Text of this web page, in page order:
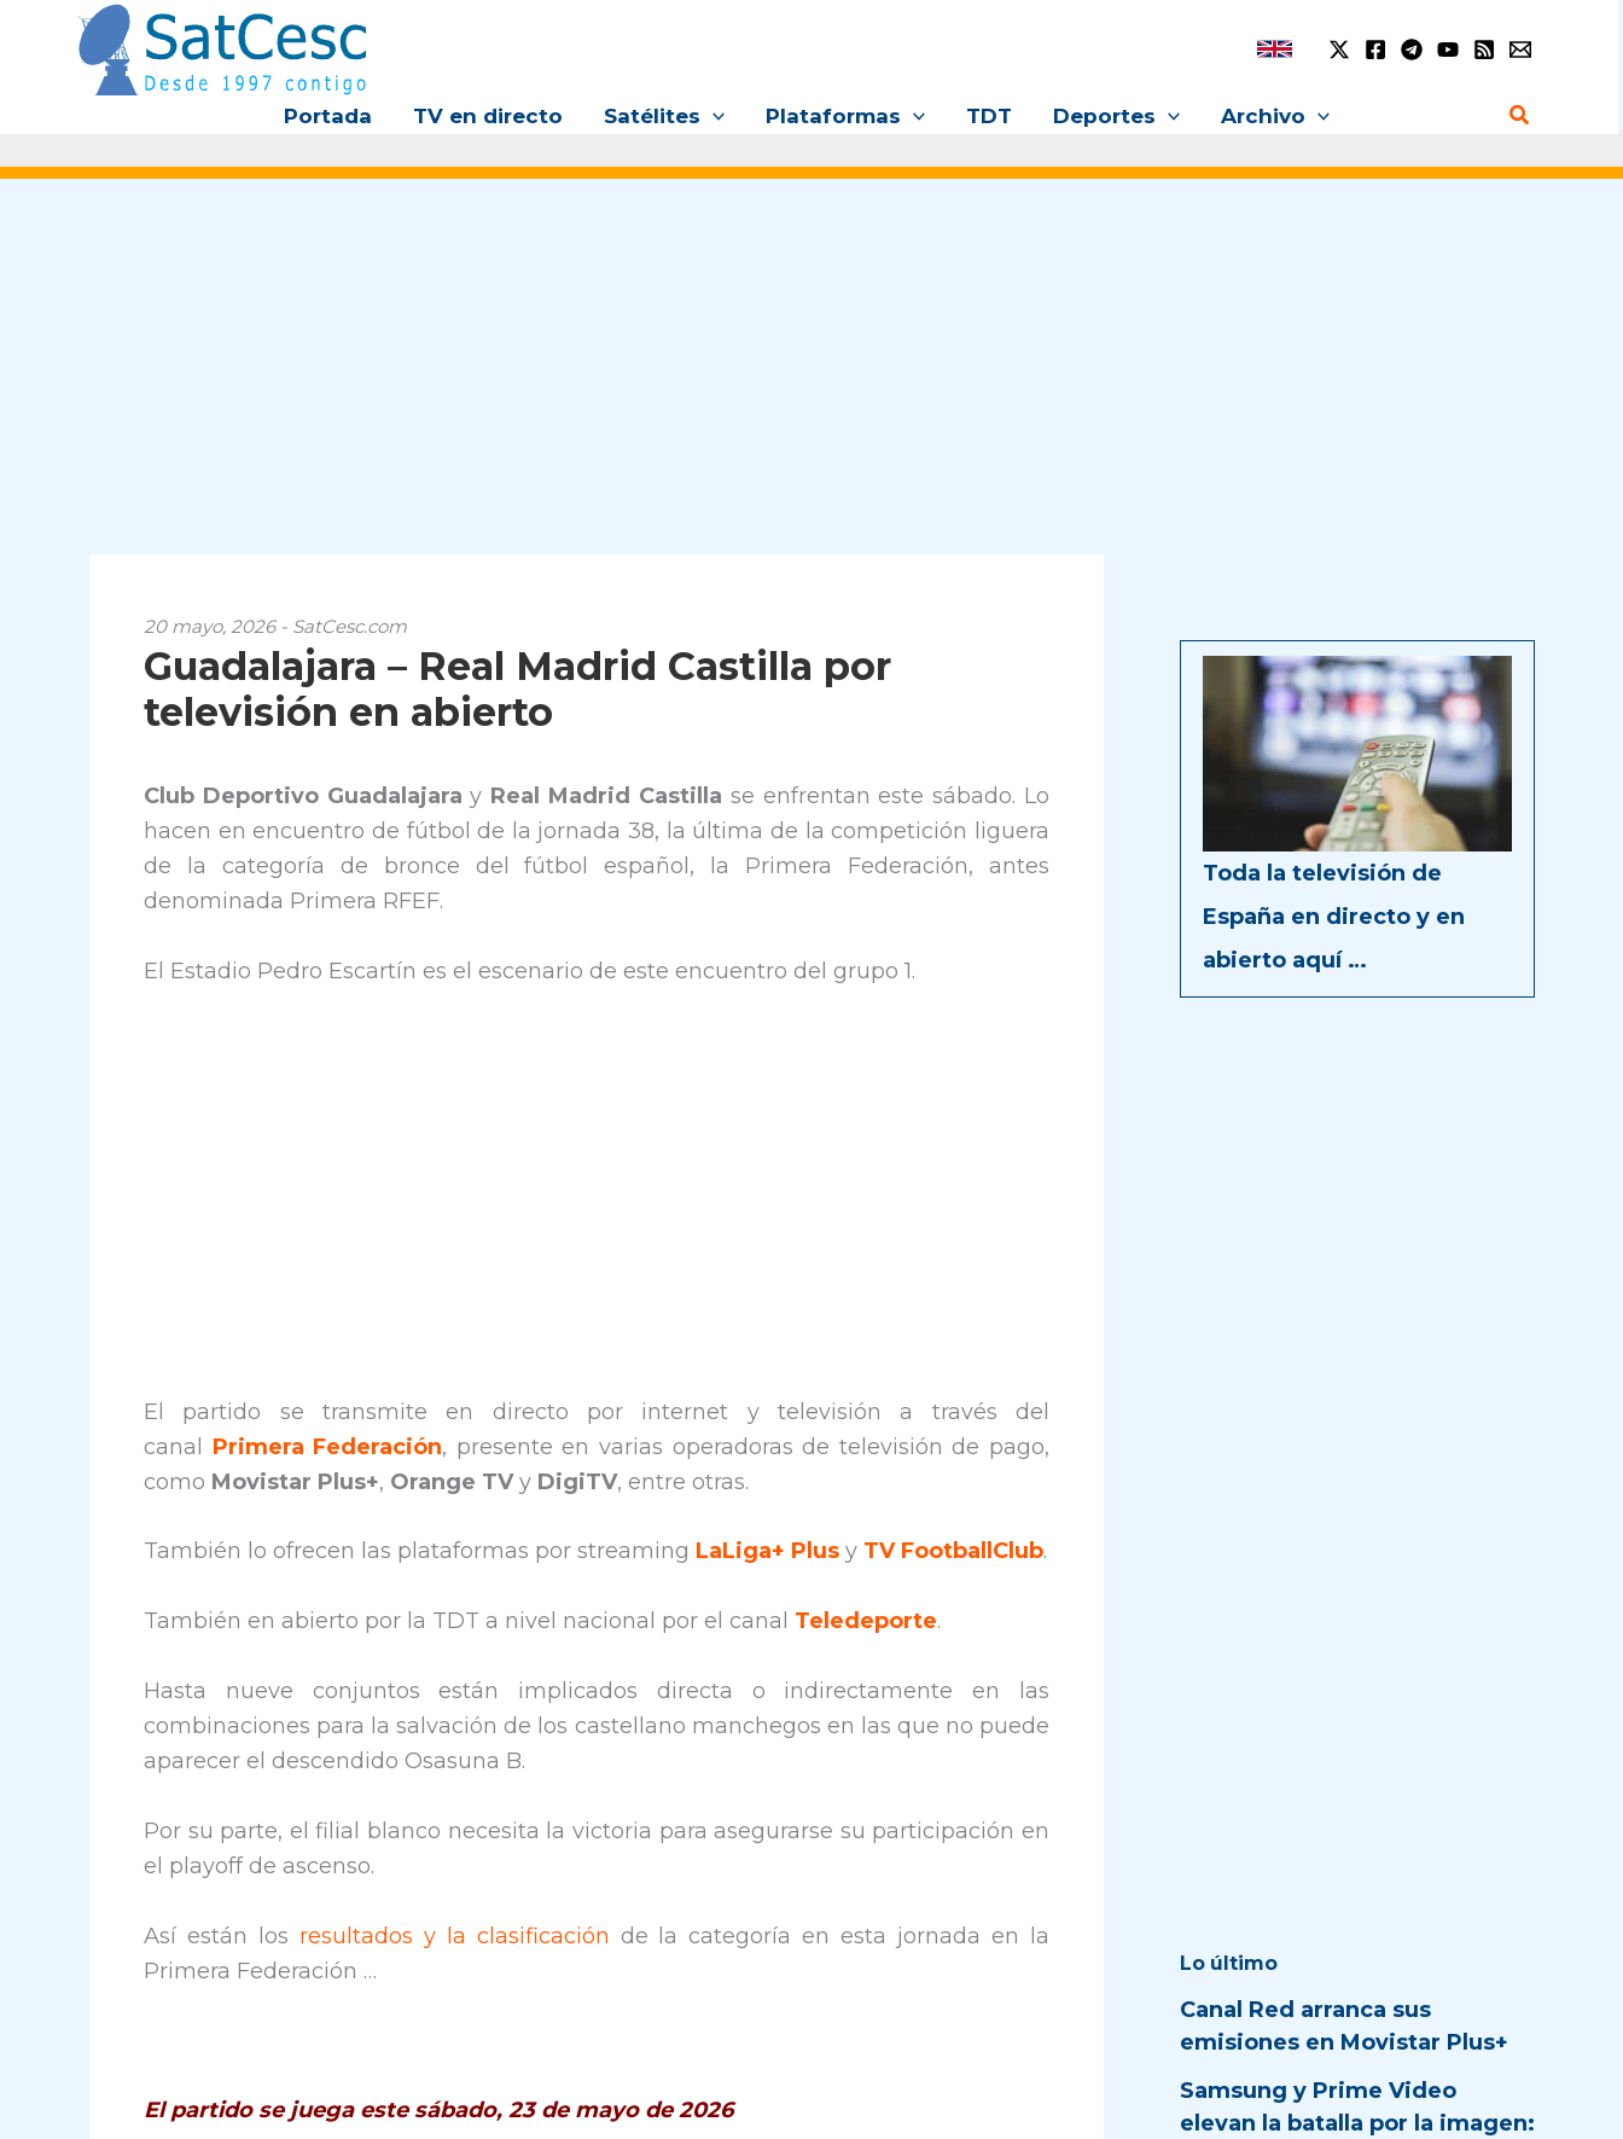
contenido
Portada TV en directo Satélites Plataformas TDT Deportes Archivo Buscar
20 mayo, 2026 - SatCesc.com
Guadalajara – Real Madrid Castilla por
televisión en abierto
Club Deportivo Guadalajaray Real Madrid Castilla se enfrentan este sábado. Lo
hacen en encuentro de fútbol de la jornada 38, la última de la competición liguera
de la categoría de bronce del fútbol español, la Primera Federación, antes
denominada Primera RFEF.
El Estadio Pedro Escartín es el escenario de este encuentro del grupo 1.
El partido se transmite en directo por internet y televisión a través del
canal Primera Federación, presente en varias operadoras de televisión de pago,
como Movistar Plus+, Orange TVy DigiTV, entre otras.
También lo ofrecen las plataformas por streaming LaLiga+ Plus y TV FootballClub.
También en abierto por la TDT a nivel nacional por el canal Teledeporte.
Hasta nueve conjuntos están implicados directa o indirectamente en las
combinaciones para la salvación de los castellano manchegos en las que no puede
aparecer el descendido Osasuna B.
Por su parte, el filial blanco necesita la victoria para asegurarse su participación en
el playoff de ascenso.
Así están los resultados y la clasificación de la categoría en esta jornada en la
Primera Federación …
El partido se juega este sábado, 23 de mayo de 2026
Toda la televisión de
España en directo y en
abierto aquí …
Lo último
Canal Red arranca sus
emisiones en Movistar Plus+
Samsung y Prime Video
elevan la batalla por la imagen: